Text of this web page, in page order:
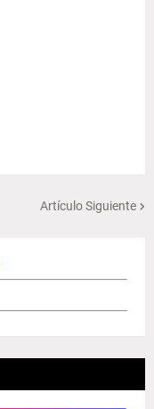
Artículo Siguiente